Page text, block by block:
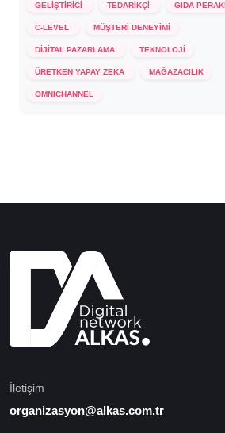
GELİŞTİRİCİ TEDARİKÇİ GIDA
C-LEVEL MÜŞTERİ DENEYİMİ
DİJİTAL PAZARLAMA TEKNOLOJİ
ÜRETKEN YAPAY ZEKA MAĞAZACILIK
OMNICHANNEL
İletişim
organizasyon@alkas.com.tr